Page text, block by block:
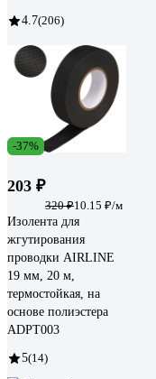
4.7(206)
-37%
203 ₽
320 ₽10.15 ₽/м
Изолента для
жгутирования
проводки AIRLINE
19 мм, 20 м,
термостойкая, на
основе полиэстера
ADPT003
5(14)